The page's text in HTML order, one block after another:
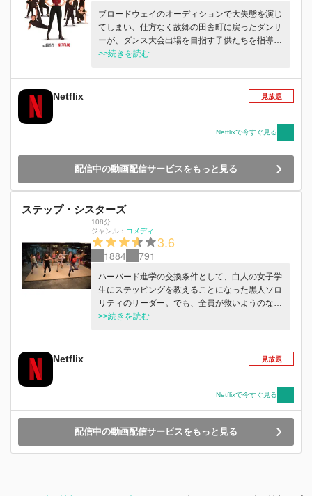
ブロードウェイのオーディションで大失態を演じ
てしまい、仕方なく故郷の田舎町に戻ったダンサ
ーが、ダンス大会出場を目指す子供たちを指導す
ることに。
>>続きを読む
Netflix 見放題
Netflixで今すぐ見る
配信中の動画配信サービスをもっと見る
ステップ・シスターズ
108分
ジャンル： コメディ
3.6
1884 791
ハーバード進学の交換条件として、白人の女子学
生にステッピングを教えることになった黒人ソロ
リティのリーダー。でも、全員が救いようのない
リズム音痴で…？
>>続きを読む
Netflix 見放題
Netflixで今すぐ見る
配信中の動画配信サービスをもっと見る